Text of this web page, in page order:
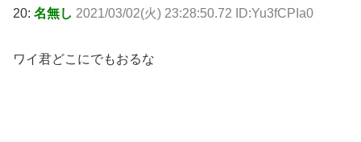
20: 名無し 2021/03/02(火) 23:28:50.72 ID:Yu3fCPIa0
ワイ君どこにでもおるな